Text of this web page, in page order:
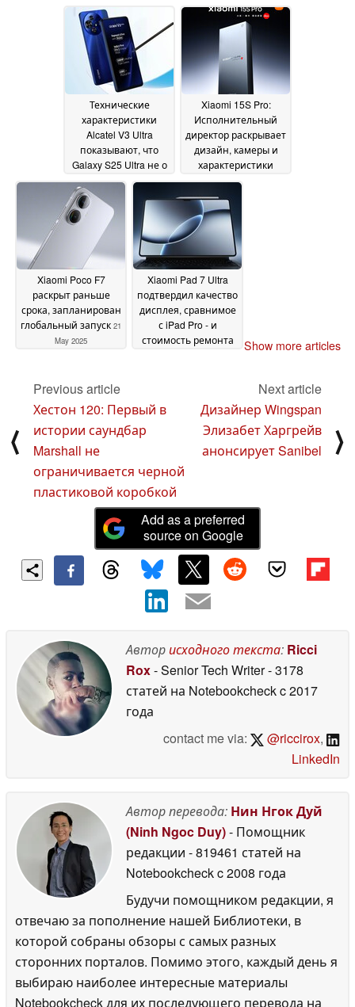
ожидающих
поклонников22 May
2025
Технические
характеристики
Alcatel V3 Ultra
показывают, что
Galaxy S25 Ultra не о
чем беспокоиться22
Xiaomi 15S Pro:
Исполнительный
директор раскрывает
дизайн, камеры и
характеристики
основной платы
раньше времени
May 2025
Xiaomi Poco F7
раскрыт раньше
срока, запланирован
глобальный запуск 21
May 2025
Xiaomi Pad 7 Ultra
подтвердил качество
дисплея, сравнимое
с iPad Pro - и
стоимость ремонта
Show more articles
⟨
Previous article
Хестон 120: Первый в
истории саундбар
Marshall не
ограничивается черной
пластиковой коробкой
Next article
Дизайнер Wingspan
Элизабет Харгрейв
анонсирует Sanibel
⟩
Add as a preferred
source on Google
Авторисходного текста: Ricci
Rox- Senior Tech Writer- 3178
статей на Notebookcheckc 2017
года
contact me via:
@riccirox,
LinkedIn
Автор перевода: Нин Нгок Дуй
(Ninh Ngoc Duy)- Помощник
редакции - 819461 статей на
Notebookcheckc 2008 года
Будучи помощником редакции, я
отвечаю за пополнение нашей Библиотеки, в
которой собраны обзоры с самых разных
сторонних порталов. Помимо этого, каждый день я
выбираю наиболее интересные материалы
Notebookcheck для их последующего перевода на